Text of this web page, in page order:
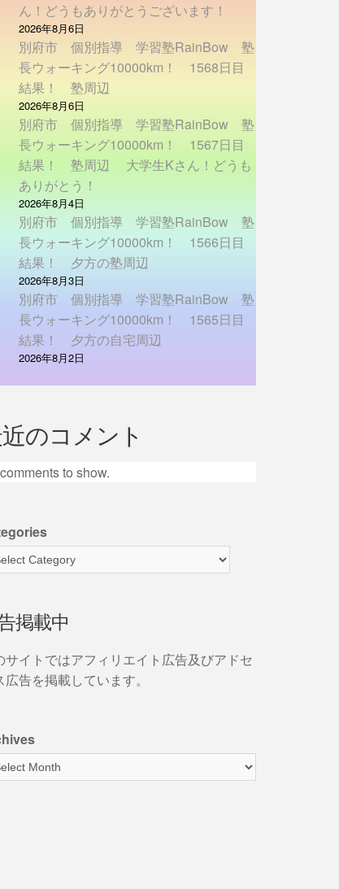
ん！どうもありがとうございます！
2026年8月6日
別府市 個別指導 学習塾RainBow 塾
長ウォーキング10000km！ 1568日目
結果！ 塾周辺
2026年8月6日
別府市 個別指導 学習塾RainBow 塾
長ウォーキング10000km！ 1567日目
結果！ 塾周辺 大学生Kさん！どうも
ありがとう！
2026年8月4日
別府市 個別指導 学習塾RainBow 塾
長ウォーキング10000km！ 1566日目
結果！ 夕方の塾周辺
2026年8月3日
別府市 個別指導 学習塾RainBow 塾
長ウォーキング10000km！ 1565日目
結果！ 夕方の自宅周辺
2026年8月2日
のコメント
to show.
掲載中
サイトではアフィリエイト広告及びアドセ
広告を掲載しています。